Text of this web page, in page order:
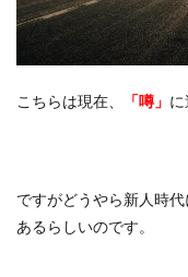
こちらは現在、 「噂」 に
ですがどうやら新人時代
あるらしいのです。